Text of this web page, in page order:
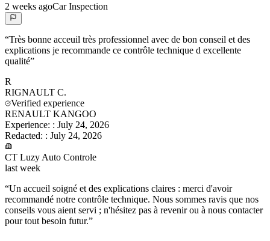
2 weeks agoCar Inspection
“Très bonne acceuil très professionnel avec de bon conseil et des
explications je recommande ce contrôle technique d excellente
qualité”
R
RIGNAULT C.
Verified experience
RENAULT KANGOO
Experience: : July 24, 2026
Redacted: : July 24, 2026
CT Luzy Auto Controle
last week
“Un accueil soigné et des explications claires : merci d'avoir
recommandé notre contrôle technique. Nous sommes ravis que nos
conseils vous aient servi ; n'hésitez pas à revenir ou à nous contacter
pour tout besoin futur.”